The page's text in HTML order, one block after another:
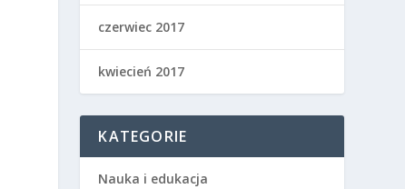
czerwiec 2017
kwiecień 2017
KATEGORIE
Nauka i edukacja